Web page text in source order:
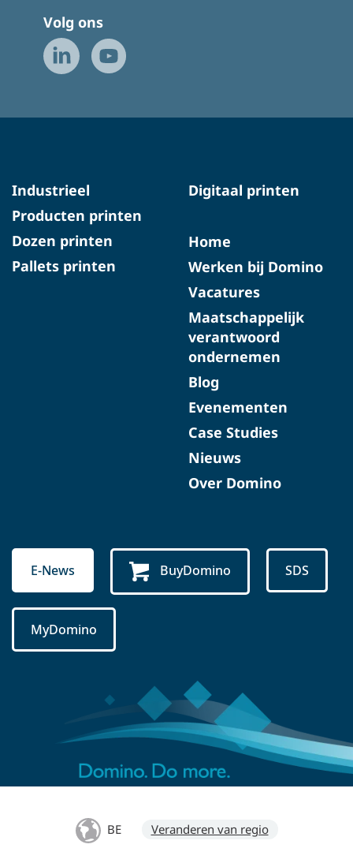
Volg ons
Industrieel
Producten printen
Dozen printen
Pallets printen
Digitaal printen
Home
Werken bij Domino
Vacatures
Maatschappelijk
verantwoord
ondernemen
Blog
Evenementen
Case Studies
Nieuws
Over Domino
E-News BuyDomino SDS
MyDomino
BE Veranderen van regio